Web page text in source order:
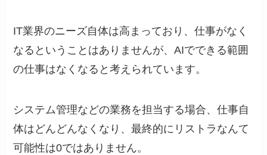
IT業界のニーズ自体は高まっており、仕事がなく
なるということはありませんが、AIでできる範囲
の仕事はなくなると考えられています。
システム管理などの業務を担当する場合、仕事自
体はどんどんなくなり、最終的にリストラなんて
可能性は0ではありません。